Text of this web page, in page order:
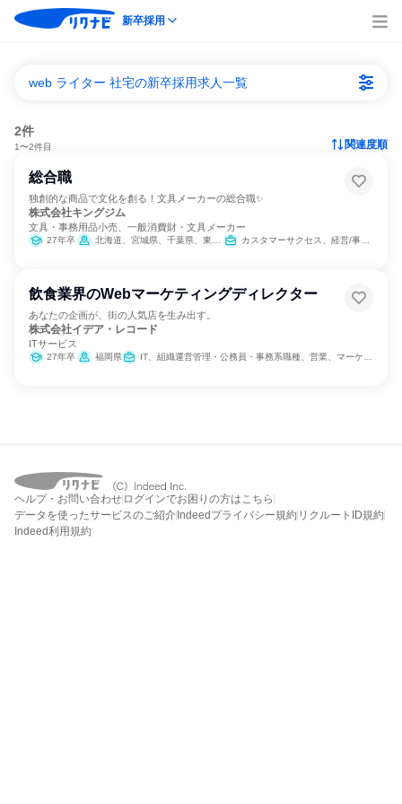
新卒採用
web ライター 社宅の新卒採用求人一覧
2件
1〜2件目 関連度順
総合職
独創的な商品で文化を創る！文具メーカーの総合職✨
株式会社キングジム
文具・事務用品小売、一般消費財・文具メーカー
27年卒 北海道、宮城県、千葉県、東京都、静岡県、愛知県、大阪府、広島県、福岡県 カスタマーサクセス、経営/事業企画、営業、バックオフィス・事務・受付、SCM/生産管理/購買/物流、経理/税務/財務、総務、製造・生産工程、建築/土木/プラント専門職、商品企画、マーケティング・広告・宣伝、IT
飲食業界のWebマーケティングディレクター
あなたの企画が、街の人気店を生み出す。
株式会社イデア・レコード
ITサービス
27年卒 福岡県 IT、組織運営管理・公務員・事務系職種、営業、マーケティング・広告・宣伝、カスタマーサクセス、マーケティング・広報・広告・宣伝系職種
ヘルプ・お問い合わせ ログインでお困りの方はこちら
データを使ったサービスのご紹介 Indeedプライバシー規約 リクルートID規約
Indeed利用規約